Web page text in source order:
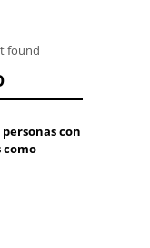
found
con
como